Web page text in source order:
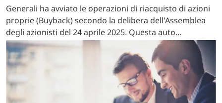
Generali ha avviato le operazioni di riacquisto di azioni
proprie (Buyback) secondo la delibera dell'Assemblea
degli azionisti del 24 aprile 2025. Questa auto...